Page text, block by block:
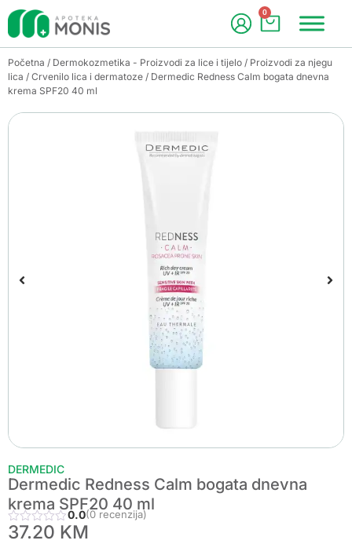
0
Početna / Dermokozmetika - Proizvodi za lice i tijelo / Proizvodi za njegu
lica / Crvenilo lica i dermatoze / Dermedic Redness Calm bogata dnevna
krema SPF20 40 ml
DERMEDIC
Dermedic Redness Calm bogata dnevna
krema SPF20 40 ml
0.0(0 recenzija)
37.20 KM